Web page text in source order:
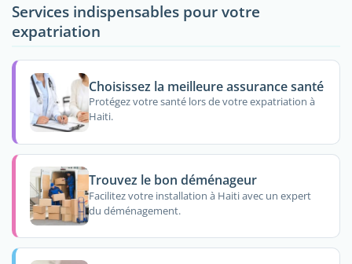
Services indispensables pour votre
expatriation
Choisissez la meilleure assurance santé
Protégez votre santé lors de votre expatriation à
Haiti.
Trouvez le bon déménageur
Facilitez votre installation à Haiti avec un expert
du déménagement.